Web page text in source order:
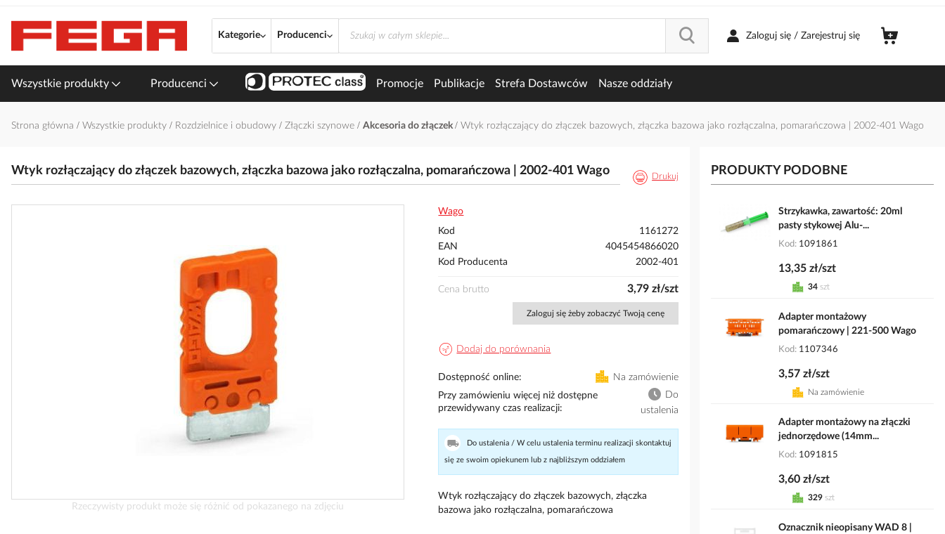
treści
Kategorie Producenci Zaloguj się / Zarejestruj się
Wszystkie produkty Producenci Promocje Publikacje Strefa Dostawców Nasze oddziały
Strona główna Wszystkie produkty Rozdzielnice i obudowy Złączki szynowe Akcesoria do złączek Wtyk rozłączający do złączek bazowych, złączka bazowa jako rozłączalna, pomarańczowa | 2002-401 Wago
Wtyk rozłączający do złączek bazowych, złączka bazowa jako rozłączalna, pomarańczowa | 2002-401 Wago Drukuj
Rzeczywisty produkt może się różnić od pokazanego na zdjęciu
Wago
Kod
1161272
EAN
4045454866020
Kod Producenta
2002-401
Cena brutto 3,79 zł/szt
Zaloguj się żeby zobaczyć Twoją cenę
Dodaj do porównania
Dostępność online
Na zamówienie
Przy zamówieniu więcej niż dostępne
przewidywany czas realizacji
Do
ustalenia
Do ustalenia / W celu ustalenia terminu realizacji skontaktuj
się ze swoim opiekunem lub z najbliższym oddziałem
Wtyk rozłączający do złączek bazowych, złączka
bazowa jako rozłączalna, pomarańczowa
PRODUKTY PODOBNE
Strzykawka, zawartość: 20ml
pasty stykowej Alu-...
Kod 1091861
13,35 zł/szt
34 szt
Adapter montażowy
pomarańczowy | 221-500 Wago
Kod 1107346
3,57 zł/szt
Na zamówienie
Adapter montażowy na złączki
jednorzędowe (14mm...
Kod 1091815
3,60 zł/szt
329 szt
Oznacznik nieopisany WAD 8 |